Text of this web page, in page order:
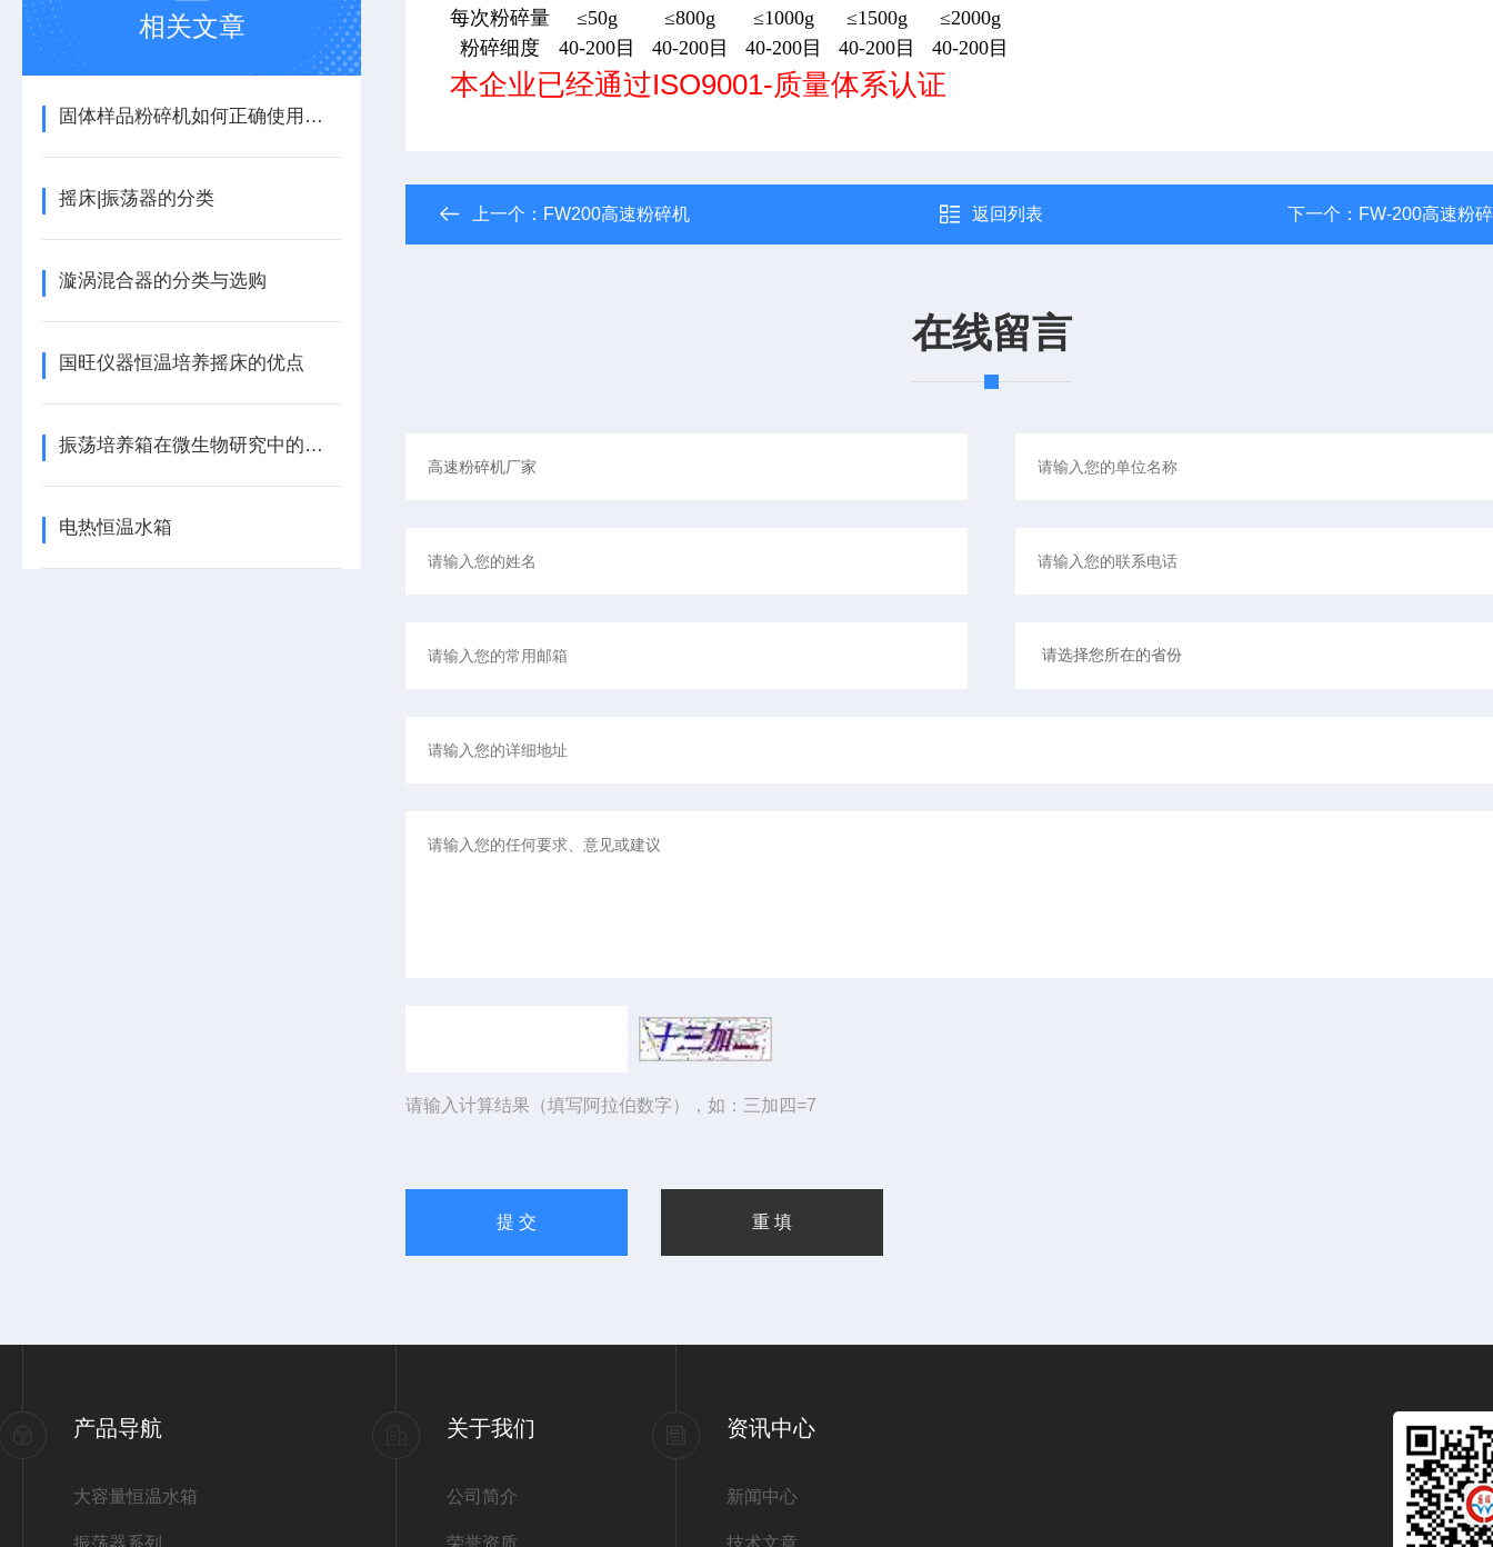
相关文章
固体样品粉碎机如何正确使用与维护？
摇床|振荡器的分类
漩涡混合器的分类与选购
国旺仪器恒温培养摇床的优点
振荡培养箱在微生物研究中的重要作用与应用
电热恒温水箱
每次粉碎量
≤50g ≤800g ≤1000g ≤1500g
≤2000g
粉碎细度
40-200目 40-200目 40-200目 40-200目 40-200目
本企业已经通过ISO9001-质量体系认证
上一个： FW200高速粉碎机 返回列表 下一个： FW-200高速粉
在线留言
请输入计算结果（填写阿拉伯数字），如：三加四=7
产品导航
大容量恒温水箱
振荡器系列
关于我们
公司简介
荣誉资质
资讯中心
新闻中心
技术文章